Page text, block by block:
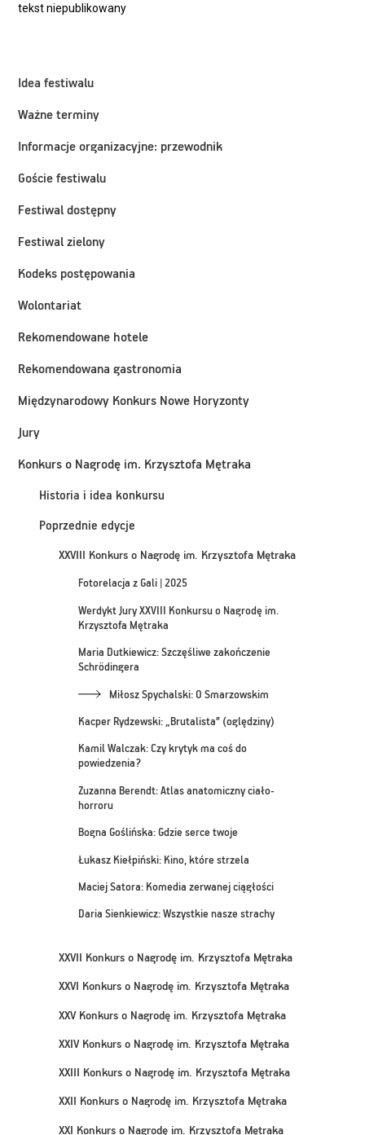
Idea festiwalu
Ważne terminy
Informacje organizacyjne: przewodnik
Goście festiwalu
Festiwal dostępny
Festiwal zielony
Kodeks postępowania
Wolontariat
Rekomendowane hotele
Rekomendowana gastronomia
Międzynarodowy Konkurs Nowe Horyzonty
Jury
Konkurs o Nagrodę im. Krzysztofa Mętraka
Historia i idea konkursu
Poprzednie edycje
XXVIII Konkurs o Nagrodę im. Krzysztofa Mętraka
Fotorelacja z Gali | 2025
Werdykt Jury XXVIII Konkursu o Nagrodę im.
Krzysztofa Mętraka
Maria Dutkiewicz: Szczęśliwe zakończenie
Schrödingera
Miłosz Spychalski: O Smarzowskim
Kacper Rydzewski: „Brutalista” (oględziny)
Kamil Walczak: Czy krytyk ma coś do
powiedzenia?
Zuzanna Berendt: Atlas anatomiczny ciało-
horroru
Bogna Goślińska: Gdzie serce twoje
Łukasz Kiełpiński: Kino, które strzela
Maciej Satora: Komedia zerwanej ciągłości
Daria Sienkiewicz: Wszystkie nasze strachy
XXVII Konkurs o Nagrodę im. Krzysztofa Mętraka
XXVI Konkurs o Nagrodę im. Krzysztofa Mętraka
XXV Konkurs o Nagrodę im. Krzysztofa Mętraka
XXIV Konkurs o Nagrodę im. Krzysztofa Mętraka
XXIII Konkurs o Nagrodę im. Krzysztofa Mętraka
XXII Konkurs o Nagrodę im. Krzysztofa Mętraka
XXI Konkurs o Nagrodę im. Krzysztofa Mętraka
tekst niepublikowany